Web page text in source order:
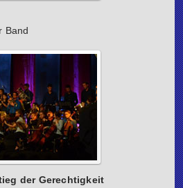
Band
der Gerechtigkeit